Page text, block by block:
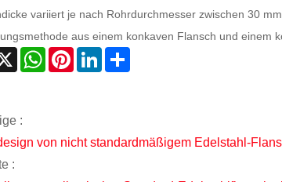
variiert je nach Rohrdurchmesser zwischen 30
aus einem konkaven Flansch und einem
X WhatsAppPinterestLinkedIn
:
von nicht standardmäßigem Edelstahl-
: